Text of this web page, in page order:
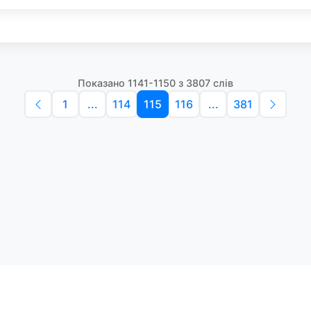
Показано 1141-1150 з 3807 слів
1 ... 114 115 116 ... 381